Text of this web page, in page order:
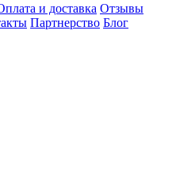
и доставка Отзывы
Партнерство Блог